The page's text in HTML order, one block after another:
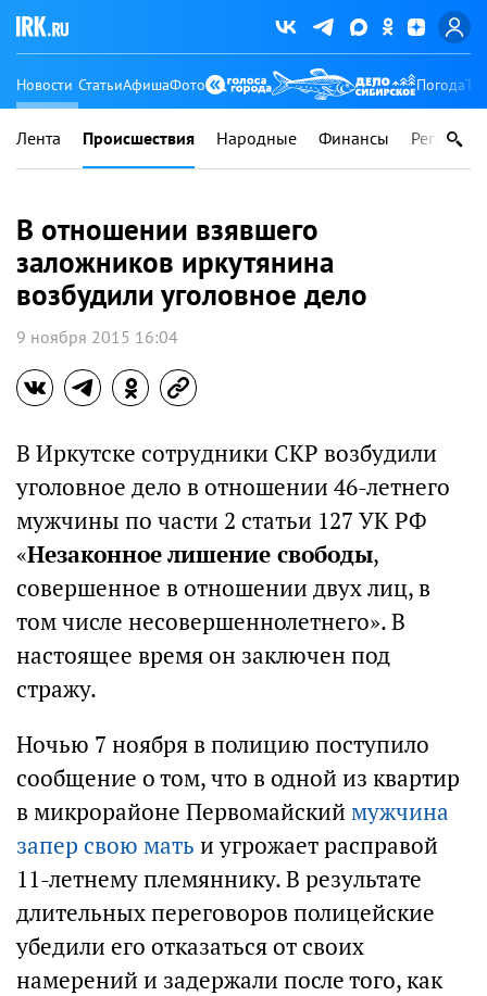
Новости СтатьиАфишаФото Погода
Лента Происшествия Народные Финансы Регионы
В отношении взявшего
заложников иркутянина
возбудили уголовное дело
9 ноября 2015 16:04
В Иркутске сотрудники СКР возбудили
уголовное дело в отношении 46-летнего
мужчины по части 2 статьи 127 УК РФ
«Незаконное лишение свободы,
совершенное в отношении двух лиц, в
том числе несовершеннолетнего». В
настоящее время он заключен под
стражу.
Ночью 7 ноября в полицию поступило
сообщение о том, что в одной из квартир
в микрорайоне Первомайский мужчина
запер свою мать и угрожает расправой
11-летнему племяннику. В результате
длительных переговоров полицейские
убедили его отказаться от своих
намерений и задержали после того, как